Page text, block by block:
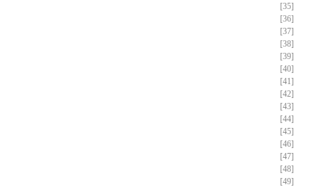
[35]
[36]
[37]
[38]
[39]
[40]
[41]
[42]
[43]
[44]
[45]
[46]
[47]
[48]
[49]